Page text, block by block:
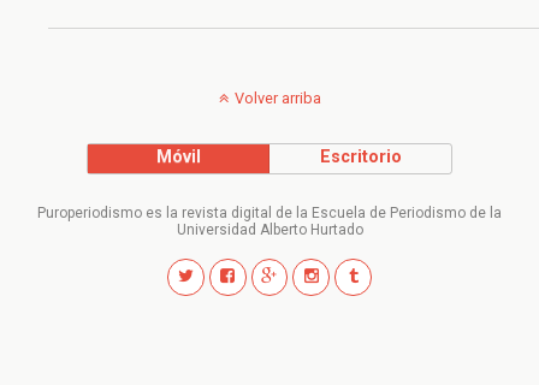
Volver arriba
Móvil Escritorio
Puroperiodismo es la revista digital de la Escuela de Periodismo de la
Universidad Alberto Hurtado